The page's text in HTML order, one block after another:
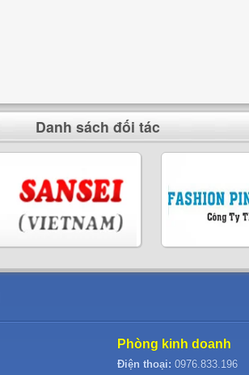
Danh sách đối tác
Phòng kinh doanh
Điện thoại: 0976.833.196